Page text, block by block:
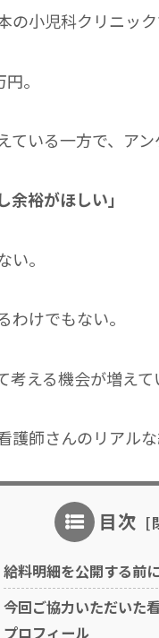
の小児科クリニッ
。
ている一方で、ア
余裕がほしい」
。
わけでもない。
える機会が増えて
護師さんのリアル
目次
給料明細を公開する前
今回ご協力いただいた
プロフィール